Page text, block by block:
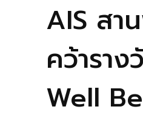
AIS สา
คว้ารา
Well